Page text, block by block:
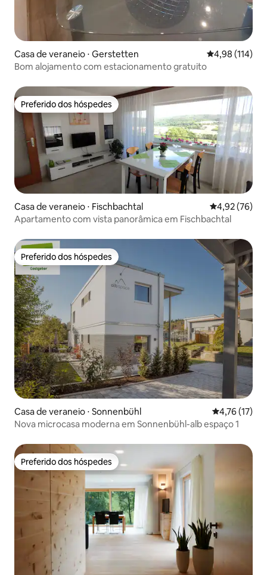
Casa de veraneio ⋅ Gerstetten 4,98 de uma
4,98 (114)
Bom alojamento com estacionamento gratuito
Preferido dos hóspedes
Preferido dos hóspedes
Casa de veraneio ⋅ Fischbachtal 4,92 de uma
4,92 (76)
Apartamento com vista panorâmica em Fischbachtal
Preferido dos hóspedes
Preferido dos hóspedes
Casa de veraneio ⋅ Sonnenbühl 4,76 de uma
4,76 (17)
Nova microcasa moderna em Sonnenbühl-alb espaço 1
Preferido dos hóspedes
Preferido dos hóspedes